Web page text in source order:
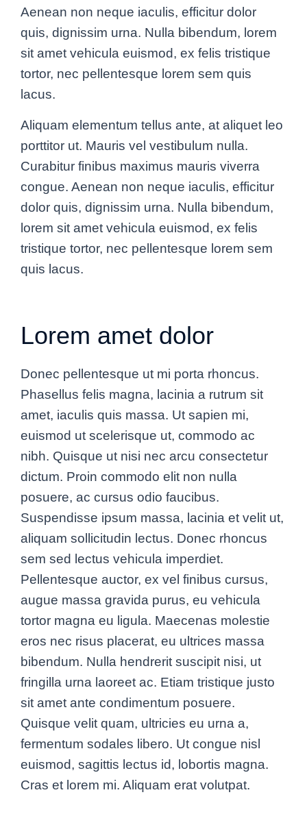
Aenean non neque iaculis, efficitur dolor
quis, dignissim urna. Nulla bibendum, lorem
sit amet vehicula euismod, ex felis tristique
tortor, nec pellentesque lorem sem quis
lacus.
Aliquam elementum tellus ante, at aliquet leo
porttitor ut. Mauris vel vestibulum nulla.
Curabitur finibus maximus mauris viverra
congue. Aenean non neque iaculis, efficitur
dolor quis, dignissim urna. Nulla bibendum,
lorem sit amet vehicula euismod, ex felis
tristique tortor, nec pellentesque lorem sem
quis lacus.
Lorem amet dolor
Donec pellentesque ut mi porta rhoncus.
Phasellus felis magna, lacinia a rutrum sit
amet, iaculis quis massa. Ut sapien mi,
euismod ut scelerisque ut, commodo ac
nibh. Quisque ut nisi nec arcu consectetur
dictum. Proin commodo elit non nulla
posuere, ac cursus odio faucibus.
Suspendisse ipsum massa, lacinia et velit ut,
aliquam sollicitudin lectus. Donec rhoncus
sem sed lectus vehicula imperdiet.
Pellentesque auctor, ex vel finibus cursus,
augue massa gravida purus, eu vehicula
tortor magna eu ligula. Maecenas molestie
eros nec risus placerat, eu ultrices massa
bibendum. Nulla hendrerit suscipit nisi, ut
fringilla urna laoreet ac. Etiam tristique justo
sit amet ante condimentum posuere.
Quisque velit quam, ultricies eu urna a,
fermentum sodales libero. Ut congue nisl
euismod, sagittis lectus id, lobortis magna.
Cras et lorem mi. Aliquam erat volutpat.